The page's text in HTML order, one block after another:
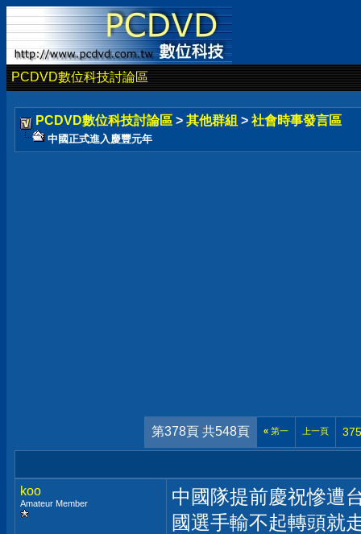
PCDVD數位科技討論區
PCDVD數位科技討論區 > 其他群組 > 社會時事發言區
中國正式進入慶豐元年
第378頁 共548頁 «第一 上一頁 375
koo
Amateur Member
中國隊提前慶祝慘遭
國選手輸不起轉頭就